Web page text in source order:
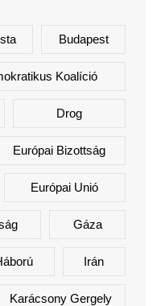
Budapest
Koalíció
Drog
Európai Bizottság
Európai Unió
Gáza
Irán
Karácsony Gergely